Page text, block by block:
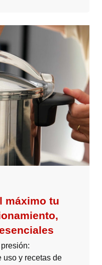
máximo tu
uso y recetas de